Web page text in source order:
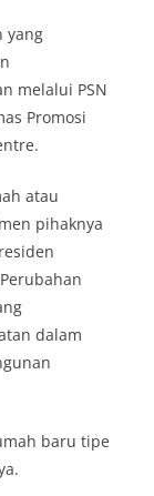
yang
melalui PSN
Promosi
atau
pihaknya
dalam
baru tipe